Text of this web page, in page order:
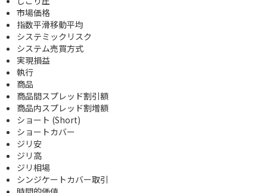
市場価格
指数平滑移動平均
システミックリスク
システム売買方式
実現損益
執行
商品
商品間スプレッド割引額
商品内スプレッド割増額
ショート (Short)
ショートカバー
ジリ安
ジリ高
ジリ相場
シンジケートカバー取引